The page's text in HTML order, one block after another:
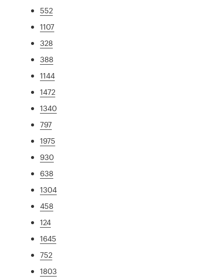
552
1107
328
388
1144
1472
1340
797
1975
930
638
1304
458
124
1645
752
1803